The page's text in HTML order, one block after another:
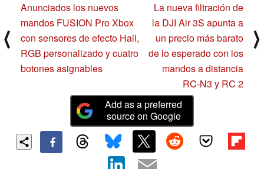
⟨
Anunciados los nuevos
mandos FUSION Pro Xbox
con sensores de efecto Hall,
RGB personalizado y cuatro
botones asignables
La nueva filtración de
la DJI Air 3S apunta a
un precio más barato
de lo esperado con los
mandos a distancia
RC-N3 y RC 2
⟩
Add as a preferred
source on Google